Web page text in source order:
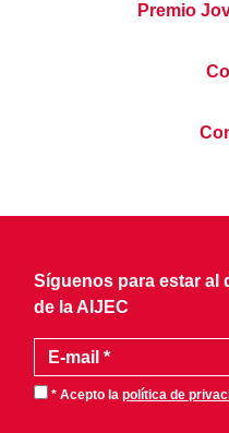
Premio
Síguenos para estar al
de la AIJEC
* Acepto la política de